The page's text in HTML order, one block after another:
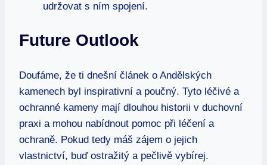
udržovat s ním spojení.
Future Outlook
Doufáme, že ti dnešní článek o Andělských
kamenech byl inspirativní a poučný. Tyto léčivé a
ochranné kameny mají dlouhou historii v duchovní
praxi a mohou nabídnout pomoc při léčení a
ochraně. Pokud tedy máš zájem o jejich
vlastnictví, buď ostražitý a pečlivě vybírej.